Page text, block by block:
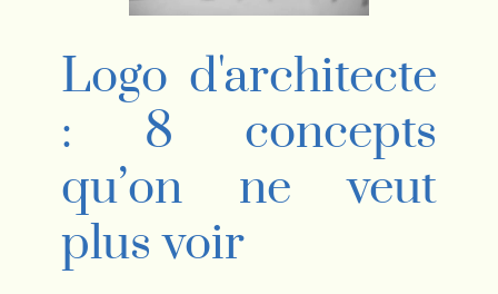
Logo d'architecte
: 8 concepts
qu’on ne veut
plus voir